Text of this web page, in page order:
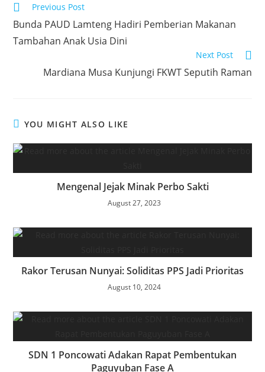
o
k
e
r
s
A
k
e
a
r
Read
articles
Previous Post
Bunda PAUD Lamteng Hadiri Pemberian Makanan
Tambahan Anak Usia Dini
Next Post
Mardiana Musa Kunjungi FKWT Seputih Raman
YOU MIGHT ALSO LIKE
Mengenal Jejak Minak Perbo Sakti
August 27, 2023
Rakor Terusan Nunyai: Soliditas PPS Jadi Prioritas
August 10, 2024
SDN 1 Poncowati Adakan Rapat Pembentukan
Paguyuban Fase A